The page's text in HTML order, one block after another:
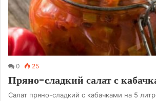
0 25
Пряно-сладкий салат с
Салат пряно-сладкий с кабачками на 5